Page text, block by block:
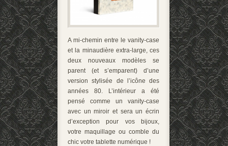
A mi-chemin entre le vanity-case
et la minaudière extra-large, ces
deux nouveaux modèles se
parent (et s’emparent) d’une
version stylisée de l’icône des
années 80. L’intérieur a été
pensé comme un vanity-case
avec un miroir et sera un écrin
d’exception pour vos bijoux,
votre maquillage ou comble du
chic votre tablette numérique !